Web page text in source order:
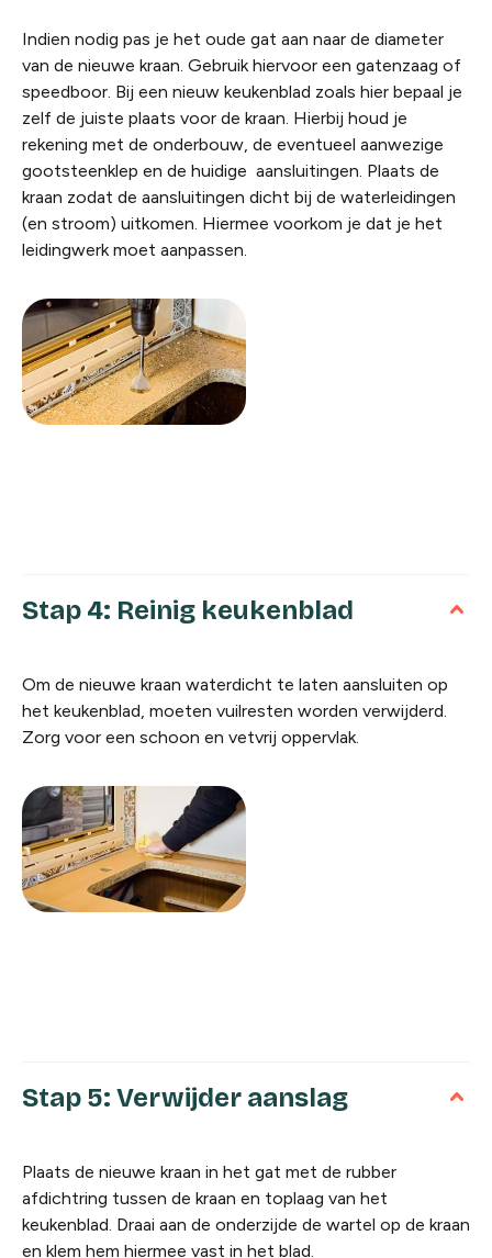
Indien nodig pas je het oude gat aan naar de diameter
van de nieuwe kraan. Gebruik hiervoor een gatenzaag of
speedboor. Bij een nieuw keukenblad zoals hier bepaal je
zelf de juiste plaats voor de kraan. Hierbij houd je
rekening met de onderbouw, de eventueel aanwezige
gootsteenklep en de huidige aansluitingen. Plaats de
kraan zodat de aansluitingen dicht bij de waterleidingen
(en stroom) uitkomen. Hiermee voorkom je dat je het
leidingwerk moet aanpassen.
Stap 4: Reinig keukenblad
Om de nieuwe kraan waterdicht te laten aansluiten op
het keukenblad, moeten vuilresten worden verwijderd.
Zorg voor een schoon en vetvrij oppervlak.
Stap 5: Verwijder aanslag
Plaats de nieuwe kraan in het gat met de rubber
afdichtring tussen de kraan en toplaag van het
keukenblad. Draai aan de onderzijde de wartel op de kraan
en klem hem hiermee vast in het blad.